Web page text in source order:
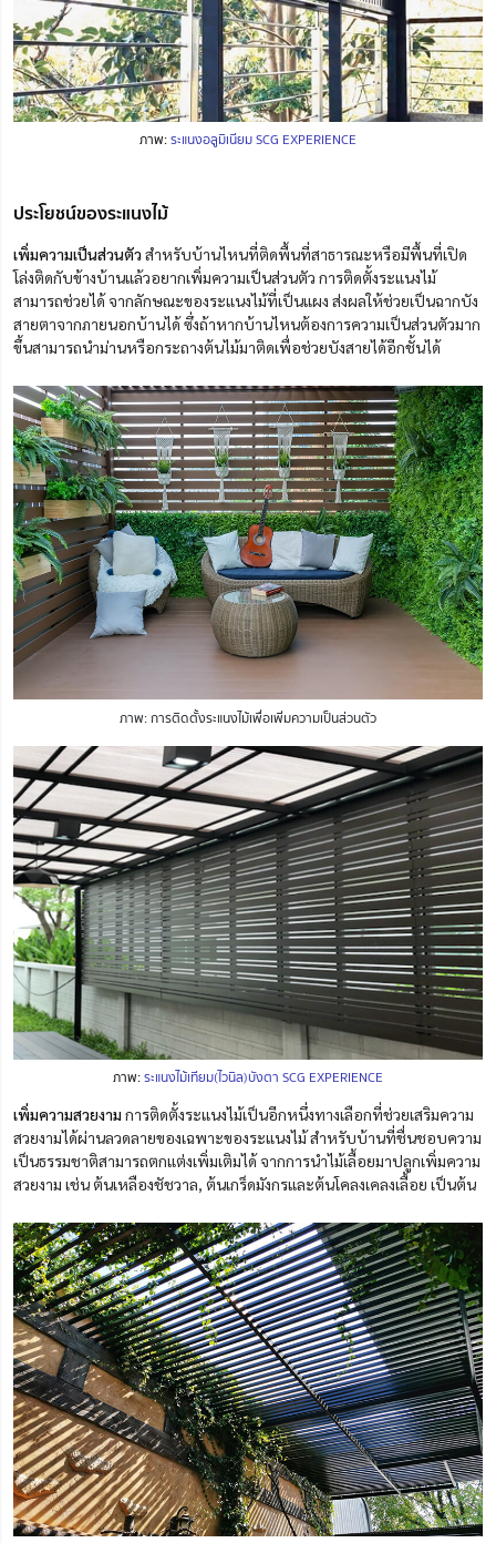
ภาพ:ระแนงอลูมิเนียม SCG EXPERIENCE
ประโยชน์ของระแนงไม้
เพิ่มความเป็นส่วนตัว สำหรับบ้านไหนที่ติดพื้นที่สาธารณะหรือมีพื้นที่เปิด
โล่งติดกับข้างบ้านแล้วอยากเพิ่มความเป็นส่วนตัว การติดตั้งระแนงไม้
สามารถช่วยได้ จากลักษณะของระแนงไม้ที่เป็นแผง ส่งผลให้ช่วยเป็นฉากบัง
สายตาจากภายนอกบ้านได้ ซึ่งถ้าหากบ้านไหนต้องการความเป็นส่วนตัวมาก
ขึ้นสามารถนำม่านหรือกระถางต้นไม้มาติดเพื่อช่วยบังสายได้อีกชั้นได้
ภาพ: การติดตั้งระแนงไม้เพื่อเพิ่มความเป็นส่วนตัว
ภาพ:ระแนงไม้เทียม(ไวนิล)บังตา SCG EXPERIENCE
เพิ่มความสวยงาม การติดตั้งระแนงไม้เป็นอีกหนึ่งทางเลือกที่ช่วยเสริมความ
สวยงามได้ผ่านลวดลายของเฉพาะของระแนงไม้ สำหรับบ้านที่ชื่นชอบความ
เป็นธรรมชาติสามารถตกแต่งเพิ่มเติมได้ จากการนำไม้เลื้อยมาปลูกเพิ่มความ
สวยงาม เช่น ต้นเหลืองชัชวาล, ต้นเกร็ดมังกรและต้นโคลงเคลงเลื้อย เป็นต้น